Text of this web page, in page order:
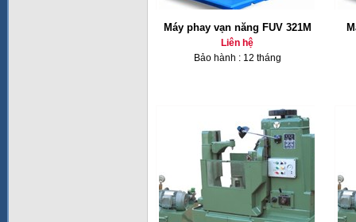
Máy phay vạn năng FUV 321M
Liên hệ
Bảo hành : 12 tháng